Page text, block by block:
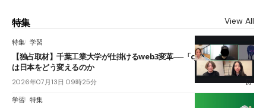
特集 View All
特集 学習
【独占取材】千葉工業大学が仕掛けるweb3変革──「cJPY」とAIの融合
は日本をどう変えるのか
2026年07月13日 09時25分
学習 特集